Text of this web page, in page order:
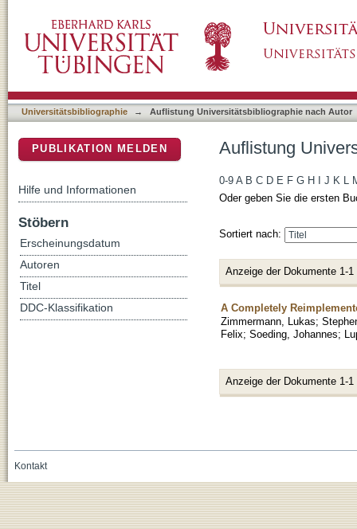
Universitätsbibliographie → Auflistung Universitätsbibliographie nach Autor
Auflistung
0-9 A B C D E F G H J K L
Oder geben Sie die ersten
Sortiert nach:
Anzeige der Dokumente 1-1
A Completely
Zimmermann, Lukas;
Felix; Soeding, Johannes;
Anzeige der Dokumente 1-1
PUBLIKATION MELDEN
Hilfe und Informationen
Stöbern
Erscheinungsdatum
Autoren
Titel
DDC-Klassifikation
Kontakt